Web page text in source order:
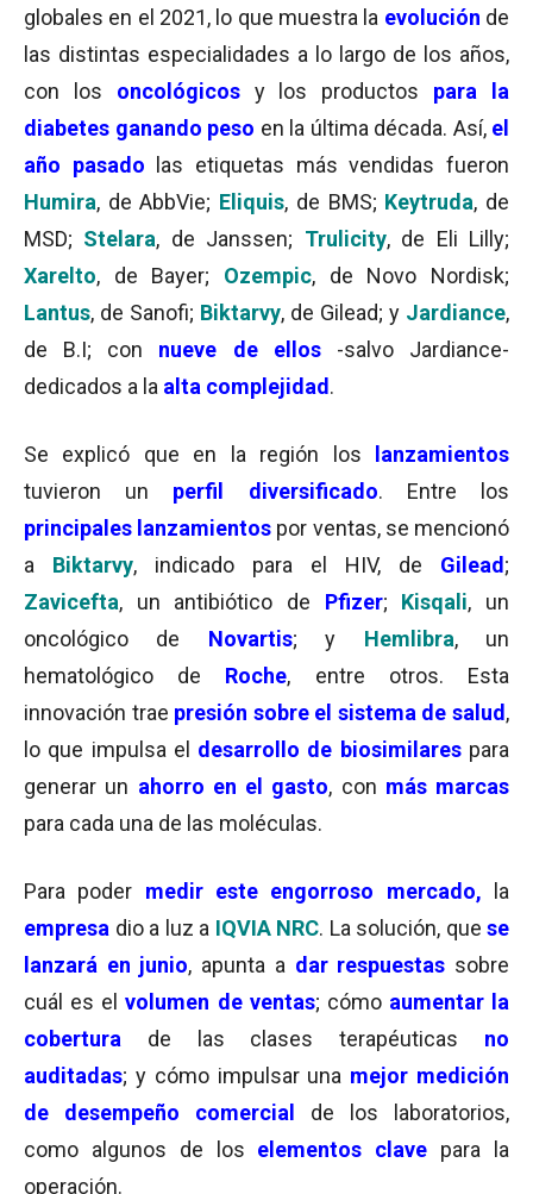
globales en el 2021, lo que muestra la evolución de
las distintas especialidades a lo largo de los años,
con los oncológicos y los productos para la
diabetes ganando peso en la última década. Así, el
año pasado las etiquetas más vendidas fueron
Humira, de AbbVie; Eliquis, de BMS; Keytruda, de
MSD; Stelara, de Janssen; Trulicity, de Eli Lilly;
Xarelto, de Bayer; Ozempic, de Novo Nordisk;
Lantus, de Sanofi; Biktarvy, de Gilead; y Jardiance,
de B.I; con nueve de ellos -salvo Jardiance-
dedicados a la alta complejidad .
Se explicó que en la región los
lanzamientos
tuvieron un perfil diversificado. Entre los
principales lanzamientos por ventas, se mencionó
a Biktarvy, indicado para el HIV, de Gilead ;
Zavicefta, un antibiótico de Pfizer; Kisqali, un
oncológico de Novartis; y Hemlibra, un
hematológico de Roche, entre otros. Esta
innovación trae presión sobre el sistema de salud ,
lo que impulsa el desarrollo de biosimilarespara
generar un ahorro en el gasto, con más marcas
para cada una de las moléculas.
Para poder medir este engorroso mercado,
la
empresa dio a luz a IQVIA NRC. La solución, que se
lanzará en junio, apunta a dar respuestas sobre
cuál es elvolumen de ventas; cómoaumentar la
cobertura
de las clases terapéuticas no
auditadas; y cómo impulsar una mejor medición
de desempeño comercial
de los laboratorios,
como algunos de los elementos clave para la
operación.